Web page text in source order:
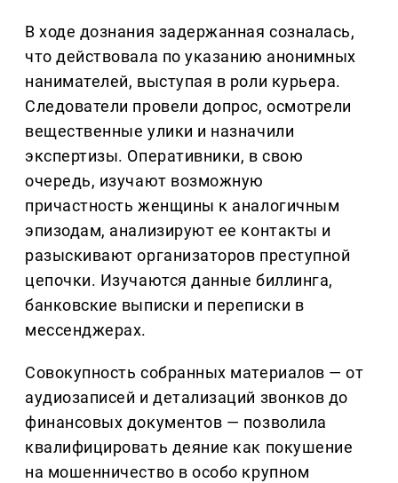
В ходе дознания задержанная созналась,
что действовала по указанию анонимных
нанимателей, выступая в роли курьера.
Следователи провели допрос, осмотрели
вещественные улики и назначили
экспертизы. Оперативники, в свою
очередь, изучают возможную
причастность женщины к аналогичным
эпизодам, анализируют ее контакты и
разыскивают организаторов преступной
цепочки. Изучаются данные биллинга,
банковские выписки и переписки в
мессенджерах.
Совокупность собранных материалов — от
аудиозаписей и детализаций звонков до
финансовых документов — позволила
квалифицировать деяние как покушение
на мошенничество в особо крупном